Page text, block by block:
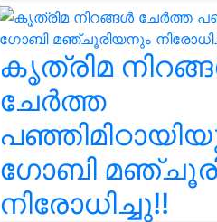
കൃത്രിമ
ചേർത്ത
ഗോബി
നിരോധിച്ചു!!